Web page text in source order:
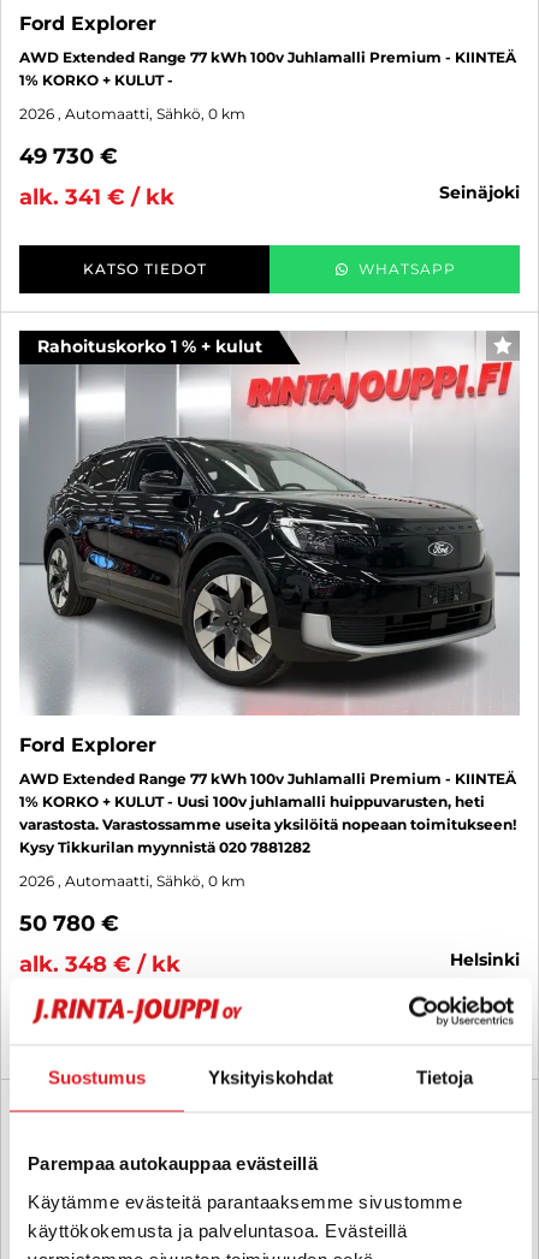
Suostumus Yksityiskohdat Tietoja
Parempaa autokauppaa evästeillä
Käytämme evästeitä parantaaksemme sivustomme
käyttökokemusta ja palveluntasoa. Evästeillä
Ford Explorer
AWD Extended Range 77 kWh 100v Juhlamalli Premium - KIINTEÄ
1% KORKO + KULUT -
2026 , Automaatti, Sähkö, 0 km
49 730 €
alk. 341 € / kk
seinäjoki
KATSO TIEDOT WHATSAPP
Rahoituskorko 1 % + kulut
Ford Explorer
AWD Extended Range 77 kWh 100v Juhlamalli Premium - KIINTEÄ
1% KORKO + KULUT - Uusi 100v juhlamalli huippuvarusten, heti
varastosta. Varastossamme useita yksilöitä nopeaan toimitukseen!
Kysy Tikkurilan myynnistä 020 7881282
2026 , Automaatti, Sähkö, 0 km
50 780 €
alk. 348 € / kk
helsinki
Rahoituskorko 1 % + kulut